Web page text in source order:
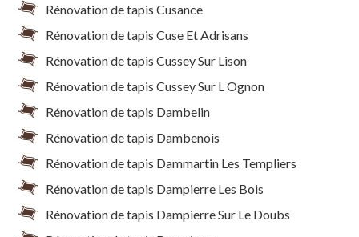
Rénovation de tapis Cusance
Rénovation de tapis Cuse Et Adrisans
Rénovation de tapis Cussey Sur Lison
Rénovation de tapis Cussey Sur L Ognon
Rénovation de tapis Dambelin
Rénovation de tapis Dambenois
Rénovation de tapis Dammartin Les Templiers
Rénovation de tapis Dampierre Les Bois
Rénovation de tapis Dampierre Sur Le Doubs